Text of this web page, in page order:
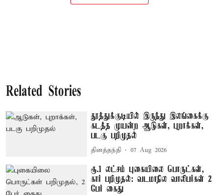
Related Stories
தூத்துக்குடியில் இருந்து இலங்கைக்கு
கடத்த முயன்ற ஆடுகள், புறாக்கள்,
படகு பறிமுதல்
தினத்தந்தி 07 Aug 2026
ரூ.1 லட்சம் புகையிலை பொருட்கள்,
கார் பறிமுதல்: வடமாநில வாலிபர்கள் 2
பேர் கைது